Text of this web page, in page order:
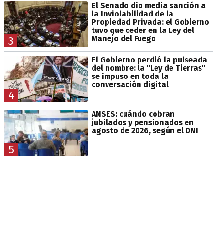
3
El Senado dio media sanción a
la Inviolabilidad de la
Propiedad Privada: el Gobierno
tuvo que ceder en la Ley del
Manejo del Fuego
4
El Gobierno perdió la pulseada
del nombre: la "Ley de Tierras"
se impuso en toda la
conversación digital
5
ANSES: cuándo cobran
jubilados y pensionados en
agosto de 2026, según el DNI